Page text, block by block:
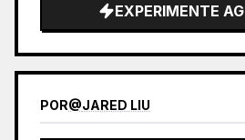
EXPERIMENTE
POR@JARED LIU